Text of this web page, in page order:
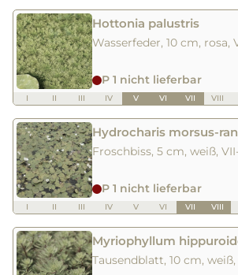
Hottonia palustris
Wasserfeder, 10 cm, rosa,
P 1 nicht lieferbar
I II III IV V VI VII VIII
Hydrocharis morsus-
Froschbiss, 5 cm, weiß,
P 1 nicht lieferbar
I II III IV V VI VII VIII
Myriophyllum
Tausendblatt, 10 cm, weiß,